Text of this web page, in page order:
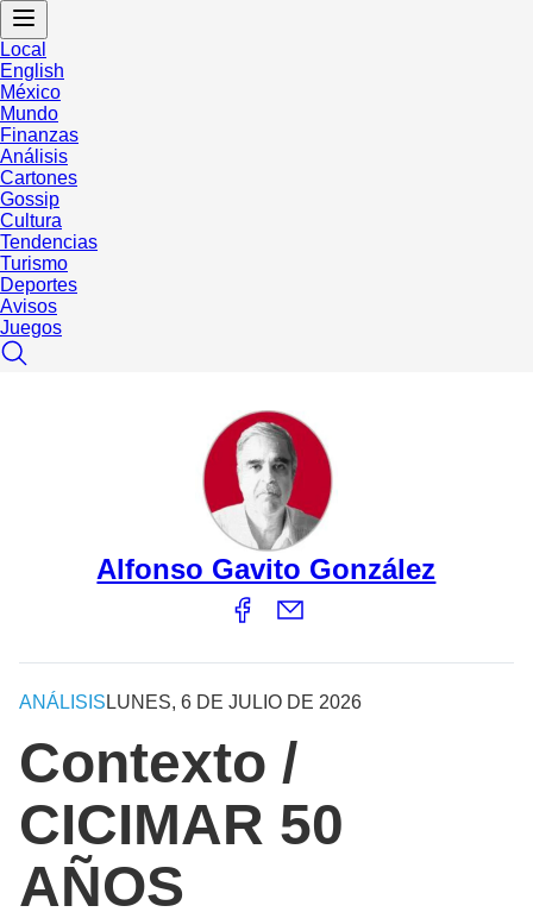
Local
English
México
Mundo
Finanzas
Análisis
Cartones
Gossip
Cultura
Tendencias
Turismo
Deportes
Avisos
Juegos
Alfonso Gavito González
ANÁLISIS LUNES, 6 DE JULIO DE 2026
Contexto /
CICIMAR 50
AÑOS